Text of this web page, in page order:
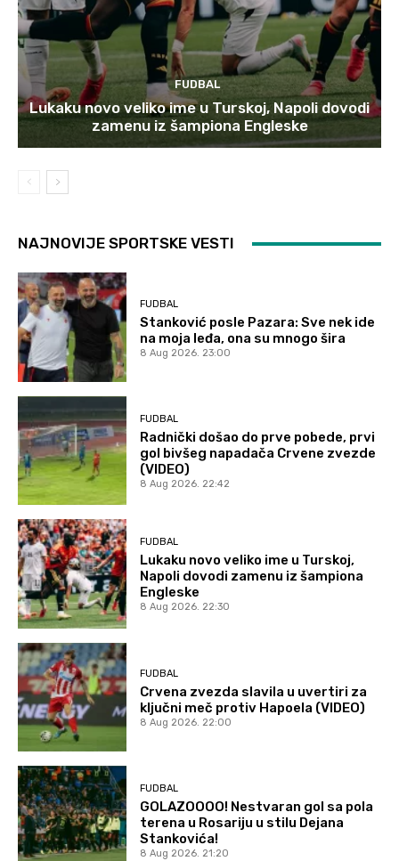
FUDBAL
Lukaku novo veliko ime u Turskoj, Napoli dovodi
zamenu iz šampiona Engleske
NAJNOVIJE SPORTSKE VESTI
FUDBAL
Stanković posle Pazara: Sve nek ide
na moja leđa, ona su mnogo šira
8 Aug 2026. 23:00
FUDBAL
Radnički došao do prve pobede, prvi
gol bivšeg napadača Crvene zvezde
(VIDEO)
8 Aug 2026. 22:42
FUDBAL
Lukaku novo veliko ime u Turskoj,
Napoli dovodi zamenu iz šampiona
Engleske
8 Aug 2026. 22:30
FUDBAL
Crvena zvezda slavila u uvertiri za
ključni meč protiv Hapoela (VIDEO)
8 Aug 2026. 22:00
FUDBAL
GOLAZOOOO! Nestvaran gol sa pola
terena u Rosariju u stilu Dejana
Stankovića!
8 Aug 2026. 21:20